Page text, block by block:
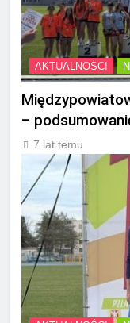
AKTUALNOŚCI
–
7 lat temu